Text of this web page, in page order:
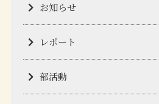
お知らせ
レポート
部活動